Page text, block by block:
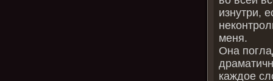
изнутри,
меня.
Она
каждое